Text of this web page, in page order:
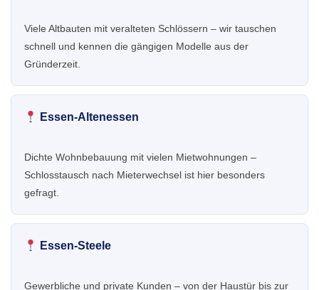
Viele Altbauten mit veralteten Schlössern – wir tauschen
schnell und kennen die gängigen Modelle aus der
Gründerzeit.
Essen-Altenessen
Dichte Wohnbebauung mit vielen Mietwohnungen –
Schlosstausch nach Mieterwechsel ist hier besonders
gefragt.
Essen-Steele
Gewerbliche und private Kunden – von der Haustür bis zur